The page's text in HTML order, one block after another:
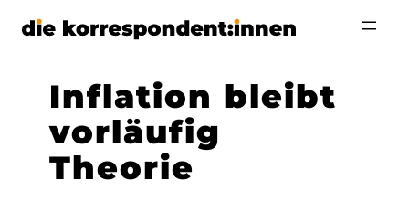
Zum
Inflation bleibt
vorläufig
Theorie